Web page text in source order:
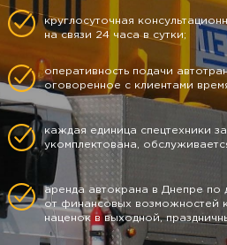
круглосуточная
на связи 24 часа в сутки;
оперативность подачи
оговоренное с клиентами
каждая единица спецтехники
укомплектована,
аренда автокрана в Днепре по
от финансовых возможностей
наценок в выходной,